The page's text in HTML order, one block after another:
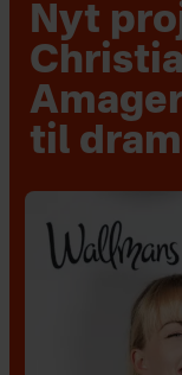
Nyt
til